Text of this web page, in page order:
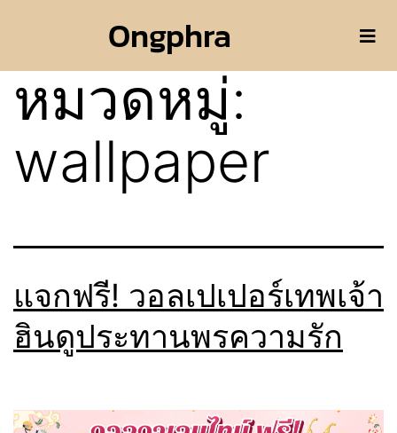
Ongphra
หมวดหมู่:
wallpaper
แจกฟรี! วอลเปเปอร์เทพเจ้า
ฮินดูประทานพรความรัก